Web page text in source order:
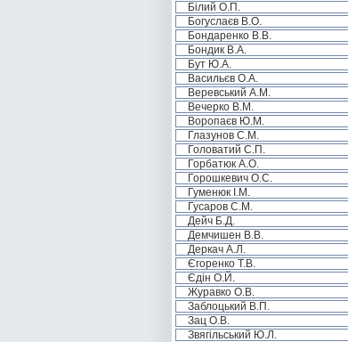
Білий О.П.
Богуслаєв В.О.
Бондаренко В.В.
Бондик В.А.
Бут Ю.А.
Васильєв О.А.
Веревський А.М.
Вечерко В.М.
Воропаєв Ю.М.
Глазунов С.М.
Головатий С.П.
Горбатюк А.О.
Горошкевич О.С.
Гуменюк І.М.
Гусаров С.М.
Дейч Б.Д.
Демчишен В.В.
Деркач А.Л.
Єгоренко Т.В.
Єдін О.Й.
Журавко О.В.
Заблоцький В.П.
Зац О.В.
Звягільський Ю.Л.